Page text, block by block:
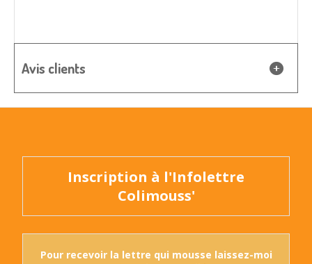
Avis clients
Inscription à l'Infolettre
Colimouss'
Pour recevoir la lettre qui mousse laissez-moi